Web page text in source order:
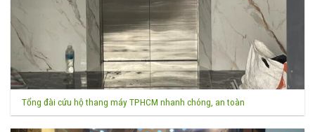
Tổng đài cứu hộ thang máy TPHCM nhanh chóng, an toàn